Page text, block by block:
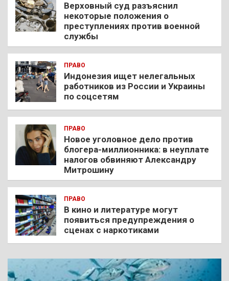
Верховный суд разъяснил
некоторые положения о
преступлениях против военной
службы
ПРАВО
Индонезия ищет нелегальных
работников из России и Украины
по соцсетям
ПРАВО
Новое уголовное дело против
блогера-миллионника: в неуплате
налогов обвиняют Александру
Митрошину
ПРАВО
В кино и литературе могут
появиться предупреждения о
сценах с наркотиками